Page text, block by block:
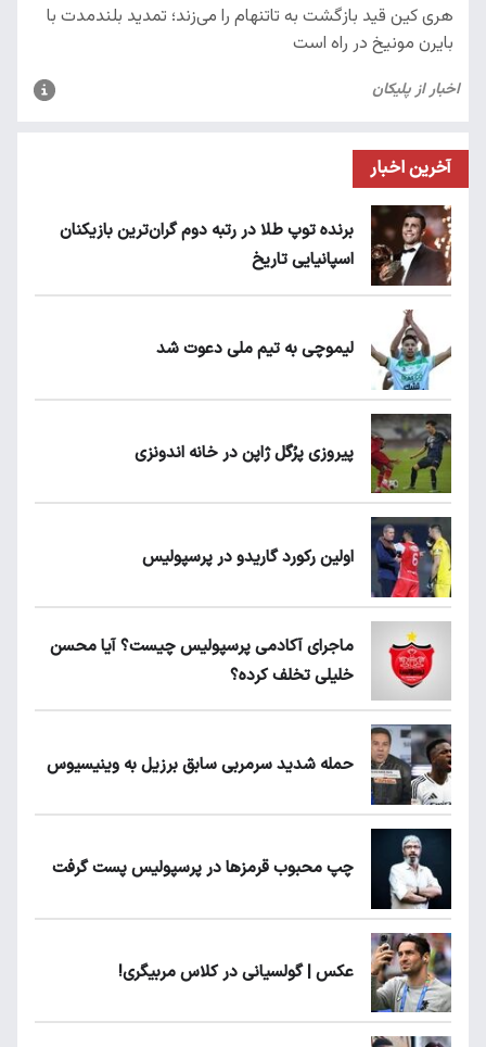
آخرین اخبار
برنده توپ طلا در رتبه دوم گران‌ترین بازیکنان
اسپانیایی تاریخ
لیموچی به تیم ملی دعوت شد
پیروزی پرُگل ژاپن در خانه اندونزی
اولین رکورد گاریدو در پرسپولیس
ماجرای آکادمی پرسپولیس چیست؟ آیا محسن
خلیلی تخلف کرده؟
حمله شدید سرمربی سابق برزیل به وینیسیوس
چپ محبوب قرمزها در پرسپولیس پست گرفت
عکس | گولسیانی در کلاس مربیگری!